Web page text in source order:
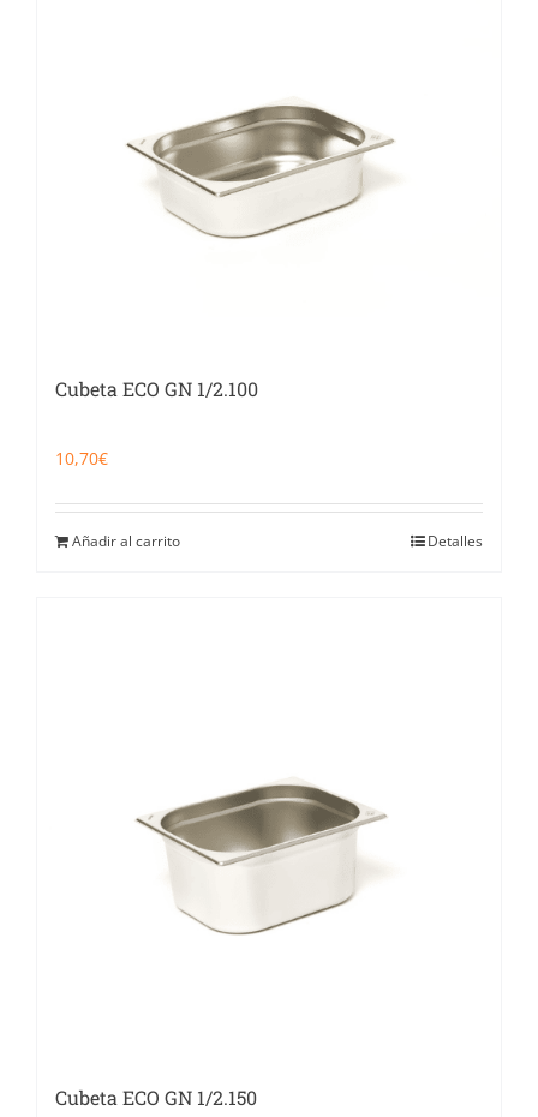
Cubeta ECO GN 1/2.100
10,70€
Añadir al carrito Detalles
Cubeta ECO GN 1/2.150